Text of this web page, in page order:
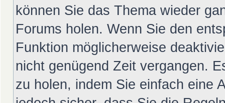
können Sie das Thema wieder
Forums holen. Wenn Sie den
Funktion möglicherweise
nicht genügend Zeit vergangen.
zu holen, indem Sie einfach eine